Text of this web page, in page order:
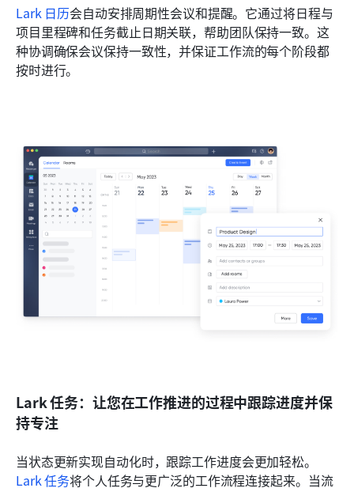
Lark 日历会自动安排周期性会议和提醒。它通过将日程与
项目里程碑和任务截止日期关联，帮助团队保持一致。这
种协调确保会议保持一致性，并保证工作流的每个阶段都
按时进行。
Lark 任务：让您在工作推进的过程中跟踪进度并保
持专注
当状态更新实现自动化时，跟踪工作进度会更加轻松。
Lark 任务将个人任务与更广泛的工作流程连接起来。当流